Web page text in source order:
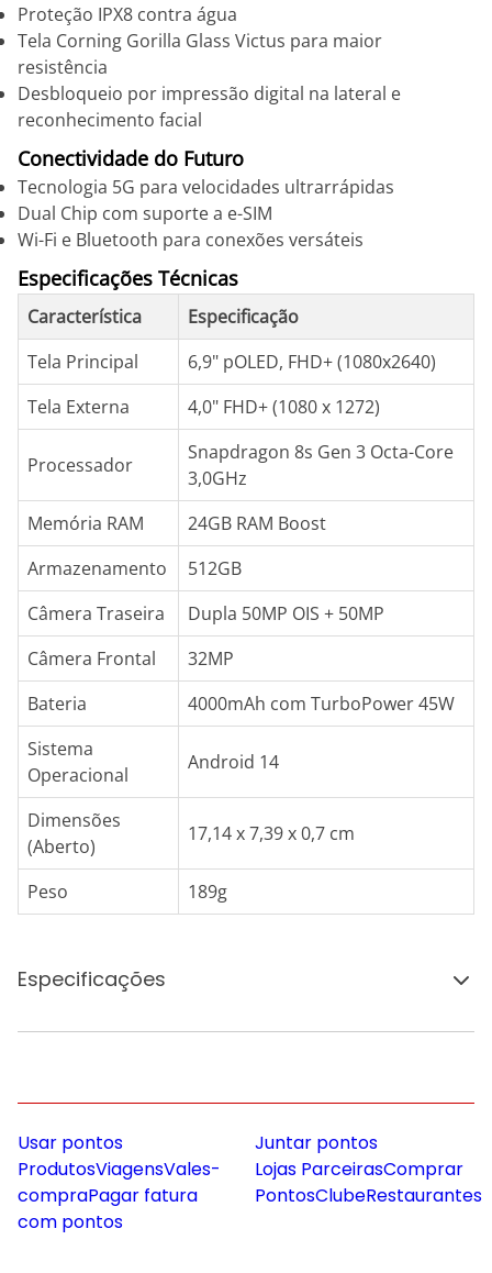
Proteção IPX8 contra água
Tela Corning Gorilla Glass Victus para maior
resistência
Desbloqueio por impressão digital na lateral e
reconhecimento facial
Conectividade do Futuro
Tecnologia 5G para velocidades ultrarrápidas
Dual Chip com suporte a e-SIM
Wi-Fi e Bluetooth para conexões versáteis
Especificações Técnicas
Característica
Especificação
Tela Principal
6,9" pOLED, FHD+ (1080x2640)
Tela Externa
4,0" FHD+ (1080 x 1272)
Processador
Snapdragon 8s Gen 3 Octa-Core
3,0GHz
Memória RAM
24GB RAM Boost
Armazenamento
512GB
Câmera Traseira
Dupla 50MP OIS + 50MP
Câmera Frontal
32MP
Bateria
4000mAh com TurboPower 45W
Sistema
Operacional
Android 14
Dimensões
(Aberto)
17,14 x 7,39 x 0,7 cm
Peso 189g
Especificações
Usar pontos
ProdutosViagensVales-
compraPagar fatura
com pontos
Juntar pontos
Lojas ParceirasComprar
PontosClubeRestaurantes